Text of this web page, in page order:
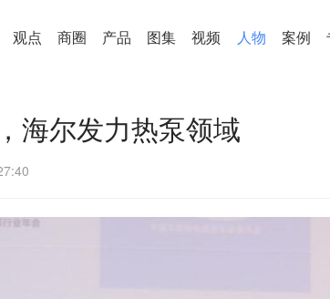
观点 商圈 产品 图集 视频 人物 案例
海尔发力热泵领域